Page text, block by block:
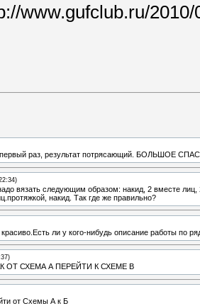
www.gufclub.ru/
первый раз, результат потрясающий. БОЛЬШОЕ
вязать следующим образом: накид, 2 вместе
накид. Так где же правильно?
ли у кого-нибудь описание работы по
ОТ СХЕМА А ПЕРЕЙТИ К СХЕМЕ В
от Схемы А к Б